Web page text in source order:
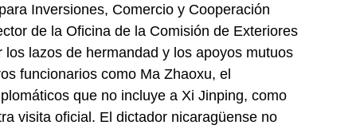
Inversiones, Comercio y Cooperación
de la Oficina de la Comisión de Exteriores
lazos de hermandad y los apoyos mutuos
funcionarios como Ma Zhaoxu, el
que no incluye a Xi Jinping, como
visita oficial. El dictador nicaragüense no